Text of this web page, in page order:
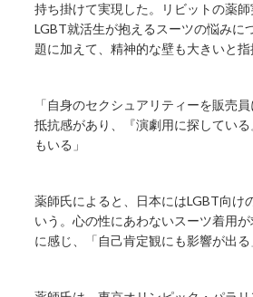
持ち掛けて実現した。リビットの薬師
LGBT就活生が抱えるスーツの悩みに
題に加えて、精神的な壁も大きいと指
「自身のセクシュアリティーを販売
抵抗感があり、『演劇用に探してい
もいる」
薬師氏によると、日本にはLGBT向け
いう。心の性にあわないスーツ着用
に感じ、「自己肯定観にも影響が出る